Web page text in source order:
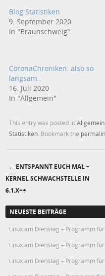
Blog Statistiken
9. September 2020
In "Braunschweig"
CoronaChroniken: also so
langsam..
16. Juli 2020
In "Allgemein"
This entry was posted inAllgemein
Statistiken . Bookmark the
Post navigation
← ENTSPANNT EUCH MAL –
KERNEL SCHWACHSTELLE IN
6.1.X++
NEUESTE BEITRÄGE
Linux am Dienstag – Programm
Linux am Dienstag – Programm
Linux am Dienstag – Programm